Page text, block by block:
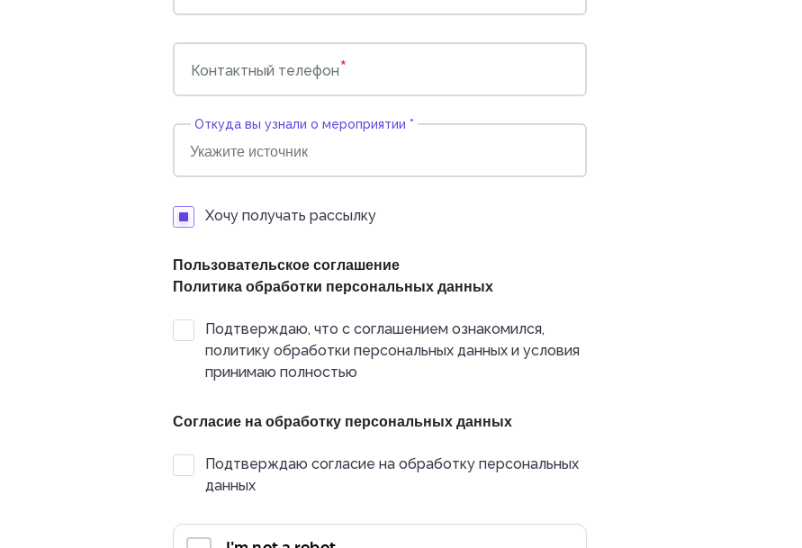
Контактный телефон*
Откуда вы узнали о мероприятии *
Хочу получать рассылку
Пользовательское соглашение
Политика обработки персональных данных
Подтверждаю, что с соглашением ознакомился,
политику обработки персональных данных и условия
принимаю полностью
Согласие на обработку персональных данных
Подтверждаю согласие на обработку персональных
данных